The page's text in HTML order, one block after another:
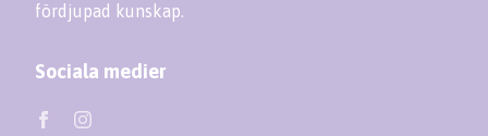
fördjupad kunskap.
Sociala medier